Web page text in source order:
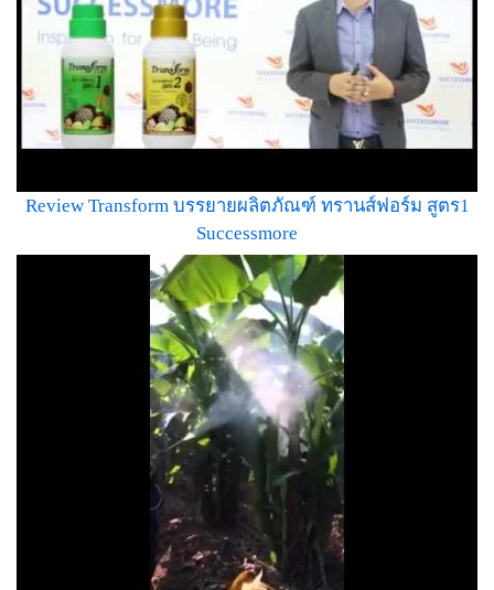
Review Transform บรรยายผลิตภัณฑ์ ทรานส์ฟอร์ม สูตร1
Successmore